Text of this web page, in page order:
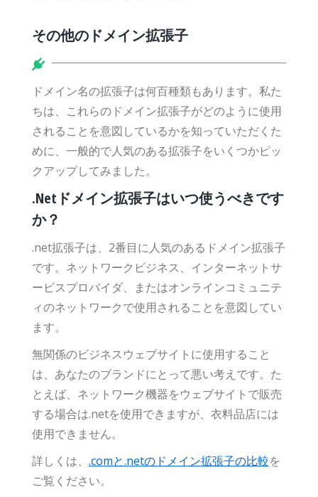
その他のドメイン拡張子
ドメイン名の拡張子は何百種類もあります。私た
ちは、これらのドメイン拡張子がどのように使用
されることを意図しているかを知っていただくた
めに、一般的で人気のある拡張子をいくつかピッ
クアップしてみました。
.Netドメイン拡張子はいつ使うべきです
か？
.net拡張子は、2番目に人気のあるドメイン拡張子
です。ネットワークビジネス、インターネットサ
ービスプロバイダ、またはオンラインコミュニテ
ィのネットワークで使用されることを意図してい
ます。
無関係のビジネスウェブサイトに使用すること
は、あなたのブランドにとって悪い考えです。た
とえば、ネットワーク機器をウェブサイトで販売
する場合は.netを使用できますが、衣料品店には
使用できません。
詳しくは、 .comと.netのドメイン拡張子の比較を
ご覧ください。